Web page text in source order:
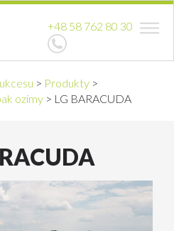
+48 58 762 80 30
> Produkty >
ozimy > LG BARACUDA